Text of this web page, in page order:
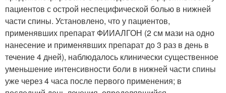
пациентов с острой неспецифической болью в нижней
части спины. Установлено, что у пациентов,
применявших препарат ФИИАЛГОН (2 см мази на одно
нанесение и применявших препарат до 3 раз в день в
течение 4 дней), наблюдалось клинически существенное
уменьшение интенсивности боли в нижней части спины
уже через 4 часа после первого применения; в